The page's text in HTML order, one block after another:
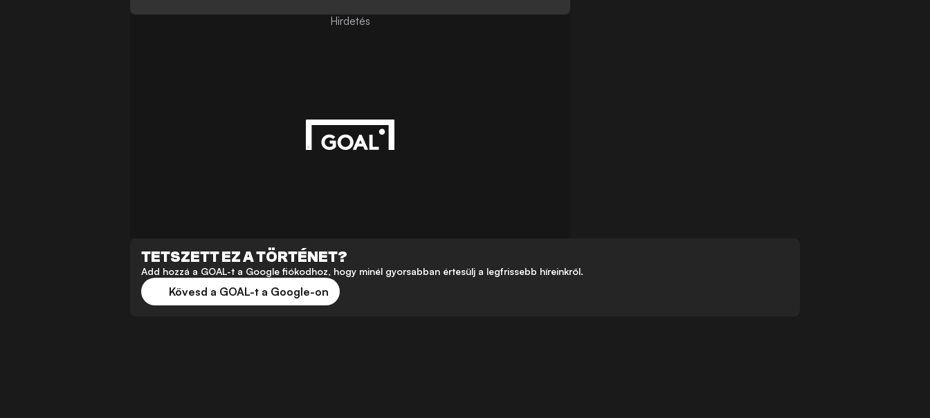
Hirdetés
TETSZETT EZ A TÖRTÉNET?
Add hozzá a GOAL-t a Google fiókodhoz, hogy minél gyorsabban értesülj a legfrissebb híreinkről.
Kövesd a GOAL-t a Google-on